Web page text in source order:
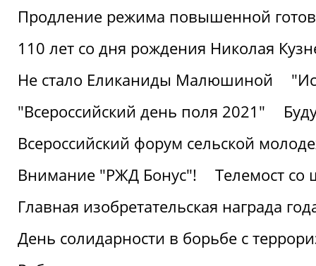
Продление режима повышенной
110 лет со дня рождения Николая
Не стало Еликаниды Малюшиной
"Всероссийский день поля 2021"
Всероссийский форум сельской
Внимание "РЖД Бонус"!
Телемост
Главная изобретательская награда
День солидарности в борьбе с